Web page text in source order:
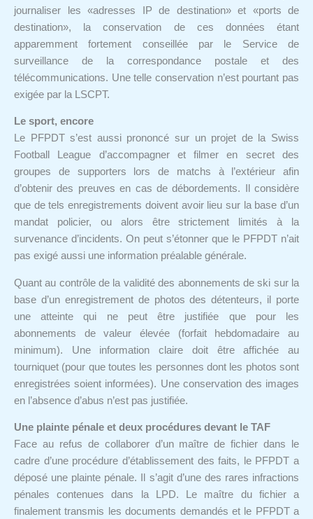
journaliser les «adresses IP de destination» et «ports de
destination», la conservation de ces données étant
apparemment fortement conseillée par le Service de
surveillance de la correspondance postale et des
télécommunications. Une telle conservation n’est pourtant pas
exigée par la LSCPT.
Le sport, encore
Le PFPDT s’est aussi prononcé sur un projet de la Swiss
Football League d’accompagner et filmer en secret des
groupes de supporters lors de matchs à l’extérieur afin
d’obtenir des preuves en cas de débordements. Il considère
que de tels enregistrements doivent avoir lieu sur la base d’un
mandat policier, ou alors être strictement limités à la
survenance d’incidents. On peut s’étonner que le PFPDT n’ait
pas exigé aussi une information préalable générale.
Quant au contrôle de la validité des abonnements de ski sur la
base d’un enregistrement de photos des détenteurs, il porte
une atteinte qui ne peut être justifiée que pour les
abonnements de valeur élevée (forfait hebdomadaire au
minimum). Une information claire doit être affichée au
tourniquet (pour que toutes les personnes dont les photos sont
enregistrées soient informées). Une conservation des images
en l’absence d’abus n’est pas justifiée.
Une plainte pénale et deux procédures devant le TAF
Face au refus de collaborer d’un maître de fichier dans le
cadre d’une procédure d’établissement des faits, le PFPDT a
déposé une plainte pénale. Il s’agit d’une des rares infractions
pénales contenues dans la LPD. Le maître du fichier a
finalement transmis les documents demandés et le PFPDT a